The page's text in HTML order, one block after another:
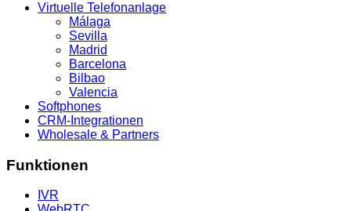
Virtuelle Telefonanlage
Málaga
Sevilla
Madrid
Barcelona
Bilbao
Valencia
Softphones
CRM-Integrationen
Wholesale & Partners
Funktionen
IVR